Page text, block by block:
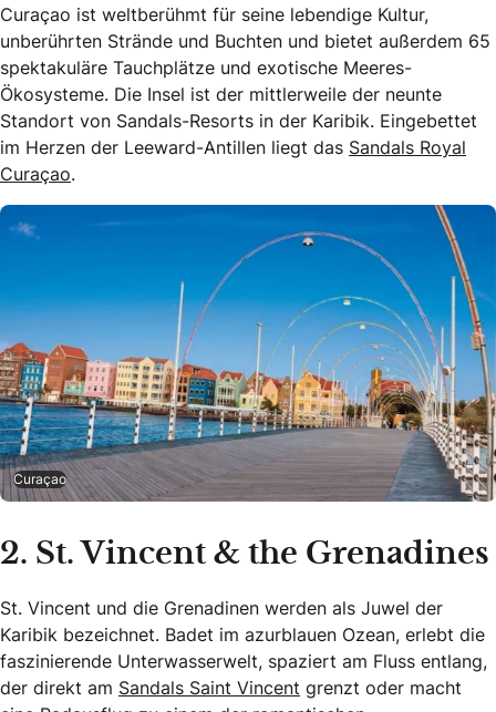
Curaçao ist weltberühmt für seine lebendige Kultur,
unberührten Strände und Buchten und bietet außerdem 65
spektakuläre Tauchplätze und exotische Meeres-
Ökosysteme. Die Insel ist der mittlerweile der neunte
Standort von Sandals-Resorts in der Karibik. Eingebettet
im Herzen der Leeward-Antillen liegt das Sandals Royal
Curaçao.
Curaçao
2. St. Vincent & the Grenadines
St. Vincent und die Grenadinen werden als Juwel der
Karibik bezeichnet. Badet im azurblauen Ozean, erlebt die
faszinierende Unterwasserwelt, spaziert am Fluss entlang,
der direkt am Sandals Saint Vincent grenzt oder macht